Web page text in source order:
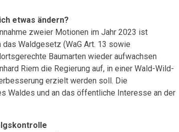
etwas ändern?
zweier Motionen im Jahr 2023 ist
Waldgesetz (WaG Art. 13 sowie
Baumarten wieder aufwachsen
Riem die Regierung auf, in einer Wald-Wild-
erzielt werden soll. Die
Waldes und an das öffentliche Interesse an der